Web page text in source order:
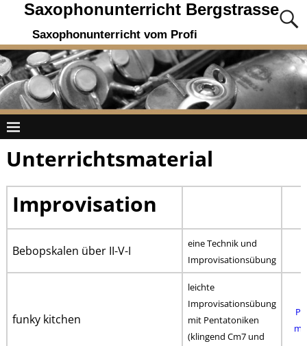
Saxophonunterricht Bergstrasse
Saxophonunterricht vom Profi
Unterrichtsmaterial
Improvisation
Bebopskalen über II-V-I
eine Technik und
Improvisationsübung
funky kitchen
leichte
Improvisationsübung
mit Pentatoniken
(klingend Cm7 und